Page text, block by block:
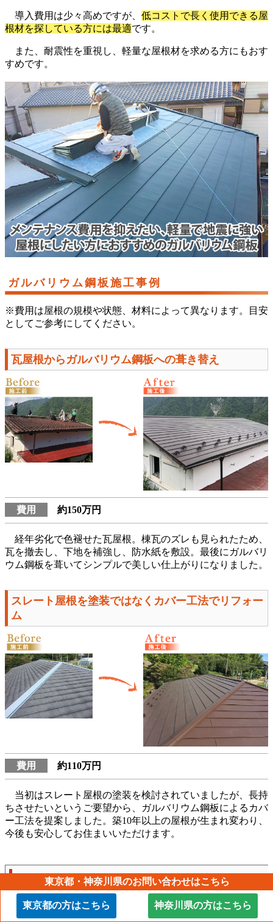
導入費用は少々高めですが、 低コストで長く使用できる屋
根材を探している方には最適です。
また、耐震性を重視し、軽量な屋根材を求める方にもおす
すめです。
ガルバリウム鋼板施工事例
※費用は屋根の規模や状態、材料によって異なります。目安
としてご参考にしてください。
瓦屋根からガルバリウム鋼板への葺き替え
費用 約150万円
経年劣化で色褪せた瓦屋根。棟瓦のズレも見られたため、
瓦を撤去し、下地を補強し、防水紙を敷設。最後にガルバリ
ウム鋼板を葺いてシンプルで美しい仕上がりになりました。
スレート屋根を塗装ではなくカバー工法でリフォー
ム
費用 約110万円
当初はスレート屋根の塗装を検討されていましたが、長持
ちさせたいというご要望から、ガルバリウム鋼板によるカバ
ー工法を提案しました。築10年以上の屋根が生まれ変わり、
今後も安心してお住まいいただけます。
屋根材選びもご相談ください
東京都・神奈川県のお問い合わせはこちら
東京都の方はこちら 神奈川県の方はこちら